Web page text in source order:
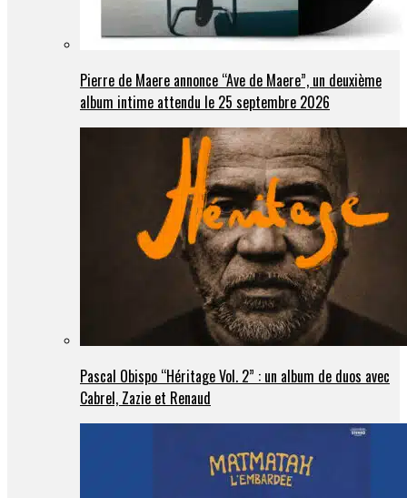
Pierre de Maere annonce “Ave de Maere”, un deuxième
album intime attendu le 25 septembre 2026
Pascal Obispo “Héritage Vol. 2” : un album de duos avec
Cabrel, Zazie et Renaud